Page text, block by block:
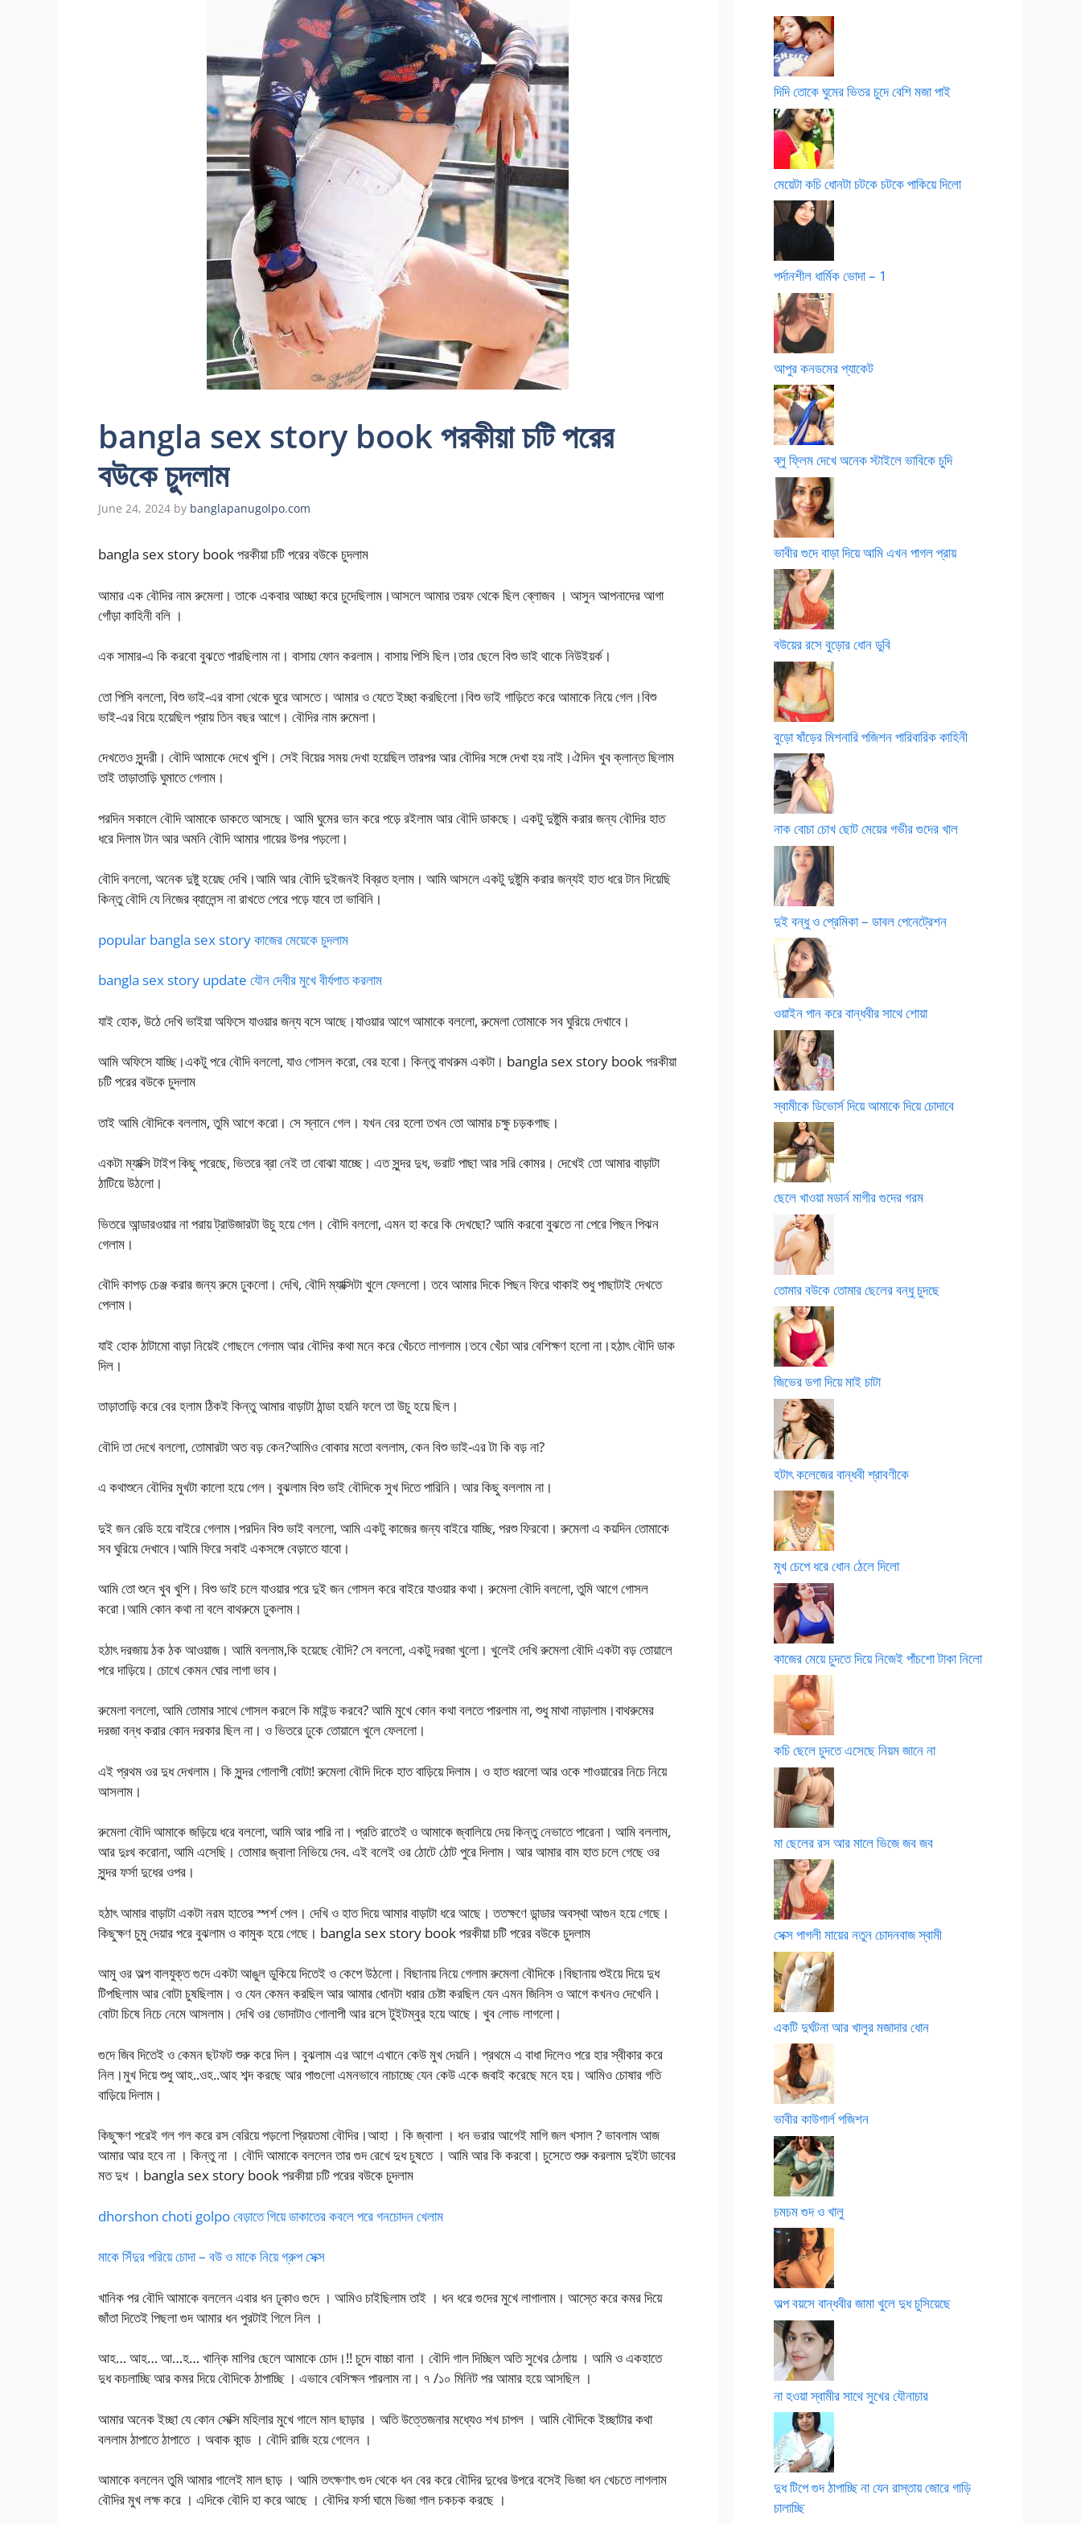
bangla sex story book পরকীয়া চটি পরের
বউকে চুদলাম
June 24, 2024 by banglapanugolpo.com
bangla sex story book পরকীয়া চটি পরের বউকে চুদলাম
আমার এক বৌদির নাম রুমেলা। তাকে একবার আচ্ছা করে চুদেছিলাম।আসলে আমার তরফ থেকে ছিল ব্লোজব । আসুন আপনাদের আগা
গোঁড়া কাহিনী বলি ।
এক সামার-এ কি করবো বুঝতে পারছিলাম না। বাসায় ফোন করলাম। বাসায় পিসি ছিল।তার ছেলে বিশু ভাই থাকে নিউইয়র্ক।
তো পিসি বললো, বিশু ভাই-এর বাসা থেকে ঘুরে আসতে। আমার ও যেতে ইচ্ছা করছিলো।বিশু ভাই গাড়িতে করে আমাকে নিয়ে গেল।বিশু
ভাই-এর বিয়ে হয়েছিল প্রায় তিন বছর আগে। বৌদির নাম রুমেলা।
দেখতেও সুন্দরী। বৌদি আমাকে দেখে খুশি। সেই বিয়ের সময় দেখা হয়েছিল তারপর আর বৌদির সঙ্গে দেখা হয় নাই।ঐদিন খুব ক্লান্ত ছিলাম
তাই তাড়াতাড়ি ঘুমাতে গেলাম।
পরদিন সকালে বৌদি আমাকে ডাকতে আসছে। আমি ঘুমের ভান করে পড়ে রইলাম আর বৌদি ডাকছে। একটু দুষ্টুমি করার জন্য বৌদির হাত
ধরে দিলাম টান আর অমনি বৌদি আমার গায়ের উপর পড়লো।
বৌদি বললো, অনেক দুষ্টু হয়েছ দেখি।আমি আর বৌদি দুইজনই বিব্রত হলাম। আমি আসলে একটু দুষ্টুমি করার জন্যই হাত ধরে টান দিয়েছি
কিন্তু বৌদি যে নিজের ব্যালেন্স না রাখতে পেরে পড়ে যাবে তা ভাবিনি।
popular bangla sex story কাজের মেয়েকে চুদলাম
bangla sex story update যৌন দেবীর মুখে বীর্যপাত করলাম
যাই হোক, উঠে দেখি ভাইয়া অফিসে যাওয়ার জন্য বসে আছে।যাওয়ার আগে আমাকে বললো, রুমেলা তোমাকে সব ঘুরিয়ে দেখাবে।
আমি অফিসে যাচ্ছি।একটু পরে বৌদি বললো, যাও গোসল করো, বের হবো। কিন্তু বাথরুম একটা। bangla sex story book পরকীয়া
চটি পরের বউকে চুদলাম
তাই আমি বৌদিকে বললাম, তুমি আগে করো। সে স্নানে গেল। যখন বের হলো তখন তো আমার চক্ষু চড়কগাছ।
একটা ম্যাক্সি টাইপ কিছু পরেছে, ভিতরে ব্রা নেই তা বোঝা যাচ্ছে। এত সুন্দর দুধ, ভরাট পাছা আর সরি কোমর। দেখেই তো আমার বাড়াটা
ঠাটিয়ে উঠলো।
ভিতরে আন্ডারওয়ার না পরায় ট্রাউজারটা উচু হয়ে গেল। বৌদি বললো, এমন হা করে কি দেখছো? আমি করবো বুঝতে না পেরে পিছন পিঝন
গেলাম।
বৌদি কাপড় চেঞ্জ করার জন্য রুমে ঢুকলো। দেখি, বৌদি ম্যাক্সিটা খুলে ফেললো। তবে আমার দিকে পিছন ফিরে থাকাই শুধু পাছাটাই দেখতে
পেলাম।
যাই হোক ঠাটামো বাড়া নিয়েই গোছলে গেলাম আর বৌদির কথা মনে করে খেঁচতে লাগলাম।তবে খেঁচা আর বেশিক্ষণ হলো না।হঠাৎ বৌদি ডাক
দিল।
তাড়াতাড়ি করে বের হলাম ঠিকই কিন্তু আমার বাড়াটা ঠান্ডা হয়নি ফলে তা উচু হয়ে ছিল।
বৌদি তা দেখে বললো, তোমারটা অত বড় কেন?আমিও বোকার মতো বললাম, কেন বিশু ভাই-এর টা কি বড় না?
এ কথাশুনে বৌদির মুখটা কালো হয়ে গেল। বুঝলাম বিশু ভাই বৌদিকে সুখ দিতে পারিনি। আর কিছু বললাম না।
দুই জন রেডি হয়ে বাইরে গেলাম।পরদিন বিশু ভাই বললো, আমি একটু কাজের জন্য বাইরে যাচ্ছি, পরশু ফিরবো। রুমেলা এ কয়দিন তোমাকে
সব ঘুরিয়ে দেখাবে।আমি ফিরে সবাই একসঙ্গে বেড়াতে যাবো।
আমি তো শুনে খুব খুশি। বিশু ভাই চলে যাওয়ার পরে দুই জন গোসল করে বাইরে যাওয়ার কথা। রুমেলা বৌদি বললো, তুমি আগে গোসল
করো।আমি কোন কথা না বলে বাথরুমে ঢুকলাম।
হঠাৎ দরজায় ঠক ঠক আওয়াজ। আমি বললাম,কি হয়েছে বৌদি? সে বললো, একটু দরজা খুলো। খুলেই দেখি রুমেলা বৌদি একটা বড় তোয়ালে
পরে দাড়িয়ে। চোখে কেমন ঘোর লাগা ভাব।
রুমেলা বললো, আমি তোমার সাথে গোসল করলে কি মাইন্ড করবে? আমি মুখে কোন কথা বলতে পারলাম না, শুধু মাথা নাড়ালাম।বাথরুমের
দরজা বন্ধ করার কোন দরকার ছিল না। ও ভিতরে ঢুকে তোয়ালে খুলে ফেললো।
এই প্রথম ওর দুধ দেখলাম। কি সুন্দর গোলাপী বোটা! রুমেলা বৌদি দিকে হাত বাড়িয়ে দিলাম। ও হাত ধরলো আর ওকে শাওয়ারের নিচে নিয়ে
আসলাম।
রুমেলা বৌদি আমাকে জড়িয়ে ধরে বললো, আমি আর পারি না। প্রতি রাতেই ও আমাকে জ্বালিয়ে দেয় কিন্তু নেভাতে পারেনা। আমি বললাম,
আর দুঃখ করোনা, আমি এসেছি। তোমার জ্বালা নিভিয়ে দেব. এই বলেই ওর ঠোটে ঠোট পুরে দিলাম। আর আমার বাম হাত চলে গেছে ওর
সুন্দর ফর্সা দুধের ওপর।
হঠাৎ আমার বাড়াটা একটা নরম হাতের স্পর্শ পেল। দেখি ও হাত দিয়ে আমার বাড়াটা ধরে আছে। ততক্ষণে ডান্ডার অবস্থা আগুন হয়ে গেছে।
কিছুক্ষণ চুমু দেয়ার পরে বুঝলাম ও কামুক হয়ে গেছে। bangla sex story book পরকীয়া চটি পরের বউকে চুদলাম
আমু ওর অল্প বালযুক্ত গুদে একটা আঙুল ডুকিয়ে দিতেই ও কেপে উঠলো। বিছানায় নিয়ে গেলাম রুমেলা বৌদিকে।বিছানায় শুইয়ে দিয়ে দুধ
টিপছিলাম আর বোটা চুষছিলাম। ও যেন কেমন করছিল আর আমার ধোনটা ধরার চেষ্টা করছিল যেন এমন জিনিস ও আগে কখনও দেখেনি।
বোটা চিষে নিচে নেমে আসলাম। দেখি ওর ভোদাটাও গোলাপী আর রসে টুইটম্বুর হয়ে আছে। খুব লোভ লাগলো।
গুদে জিব দিতেই ও কেমন ছটফট শুরু করে দিল। বুঝলাম এর আগে এখানে কেউ মুখ দেয়নি। প্রথমে এ বাধা দিলেও পরে হার স্বীকার করে
নিল।মুখ দিয়ে শুধু আহ..ওহ..আহ শব্দ করছে আর পাগুলো এমনভাবে নাচাচ্ছে যেন কেউ একে জবাই করেছে মনে হয়। আমিও চোষার গতি
বাড়িয়ে দিলাম।
কিছুক্ষণ পরেই গল গল করে রস বেরিয়ে পড়লো প্রিয়তমা বৌদির।আহা । কি জ্বালা । ধন ভরার আগেই মাগি জল খসাল ? ভাবলাম আজ
আমার আর হবে না । কিন্তু না । বৌদি আমাকে বললেন তার গুদ রেখে দুধ চুষতে । আমি আর কি করবো। চুসেতে শুরু করলাম দুইটা ডাবের
মত দুধ । bangla sex story book পরকীয়া চটি পরের বউকে চুদলাম
dhorshon choti golpo বেড়াতে গিয়ে ডাকাতের কবলে পরে গনচোদন খেলাম
মাকে সিঁদুর পরিয়ে চোদা – বউ ও মাকে নিয়ে গ্রুপ সেক্স
খানিক পর বৌদি আমাকে বললেন এবার ধন ঢূকাও গুদে । আমিও চাইছিলাম তাই । ধন ধরে গুদের মুখে লাগালাম। আস্তে করে কমর দিয়ে
জাঁতা দিতেই পিছলা গুদ আমার ধন পুরটাই গিলে নিল ।
আহ… আহ… আ…হ… খান্কি মাগির ছেলে আমাকে চোদ।!! চুদে বাচ্চা বানা । বৌদি গাল দিচ্ছিল অতি সুখের ঠেলায় । আমি ও একহাতে
দুধ কচলাচ্ছি আর কমর দিয়ে বৌদিকে ঠাপাচ্ছি । এভাবে বেসিক্ষন পারলাম না। ৭ /১০ মিনিট পর আমার হয়ে আসছিল ।
আমার অনেক ইচ্ছা যে কোন সেক্সি মহিলার মুখে গালে মাল ছাড়ার । অতি উত্তেজনার মধ্যেও শখ চাপল । আমি বৌদিকে ইচ্ছাটার কথা
বললাম ঠাপাতে ঠাপাতে । অবাক কান্ড । বৌদি রাজি হয়ে গেলেন ।
আমাকে বললেন তুমি আমার গালেই মাল ছাড় । আমি তৎক্ষণাৎ গুদ থেকে ধন বের করে বৌদির দুধের উপরে বসেই ভিজা ধন খেচতে লাগলাম
বৌদির মুখ লক্ষ করে । এদিকে বৌদি হা করে আছে । বৌদির ফর্সা ঘামে ভিজা গাল চকচক করছে ।
দিদি তোকে ঘুমের ভিতর চুদে বেশি মজা পাই
মেয়েটা কচি ধোনটা চটকে চটকে পাকিয়ে দিলো
পর্দানশীল ধার্মিক ভোদা – 1
আপুর কনডমের প্যাকেট
ব্লু ফ্লিম দেখে অনেক স্টাইলে ভাবিকে চুদি
ভাবীর গুদে বাড়া দিয়ে আমি এখন পাগল প্রায়
বউয়ের রসে বুড়োর ধোন ডুবি
বুড়ো ষাঁড়ের মিশনারি পজিশন পারিবারিক কাহিনী
নাক বোচা চোখ ছোট মেয়ের গভীর গুদের খাল
দুই বন্ধু ও প্রেমিকা – ডাবল পেনেট্রেশন
ওয়াইন পান করে বান্ধবীর সাথে শোয়া
স্বামীকে ডিভোর্স দিয়ে আমাকে দিয়ে চোদাবে
ছেলে খাওয়া মডার্ন মাগীর গুদের গরম
তোমার বউকে তোমার ছেলের বন্ধু চুদছে
জিভের ডগা দিয়ে মাই চাটা
হটাৎ কলেজের বান্ধবী শ্রাবণীকে
মুখ চেপে ধরে ধোন ঠেলে দিলো
কাজের মেয়ে চুদতে দিয়ে নিজেই পাঁচশো টাকা নিলো
কচি ছেলে চুদতে এসেছে নিয়ম জানে না
মা ছেলের রস আর মালে ভিজে জব জব
সেক্স পাগলী মায়ের নতুন চোদনবাজ স্বামী
একটি দুর্ঘটনা আর খালুর মজাদার ধোন
ভাবীর কাউগার্ল পজিশন
চমচম গুদ ও খালু
অল্প বয়সে বান্ধবীর জামা খুলে দুধ চুসিয়েছে
না হওয়া স্বামীর সাথে সুখের যৌনাচার
দুধ টিপে গুদ ঠাপাচ্ছি না যেন রাস্তায় জোরে গাড়ি
চালাচ্ছি